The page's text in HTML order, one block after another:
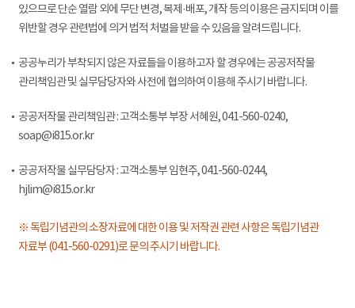
있으므로 단순 열람 외에 무단 변경, 복제·배포, 개작 등의 이용은 금지되며 이를
위반할 경우 관련법에 의거 법적 처벌을 받을 수 있음을 알려드립니다.
공공누리가 부착되지 않은 자료들을 이용하고자 할 경우에는 공공저작물
관리책임관 및 실무담당자와 사전에 협의하여 이용해 주시기 바랍니다.
공공저작물 관리책임관 : 고객소통부 부장 서혜원, 041-560-0240,
soap@i815.or.kr
공공저작물 실무담당자 : 고객소통부 임현주, 041-560-0244,
hjlim@i815.or.kr
※ 독립기념관의 소장자료에 대한 이용 및 저작권 관련 사항은 독립기념관
자료부 (041-560-0291)로 문의 주시기 바랍니다.